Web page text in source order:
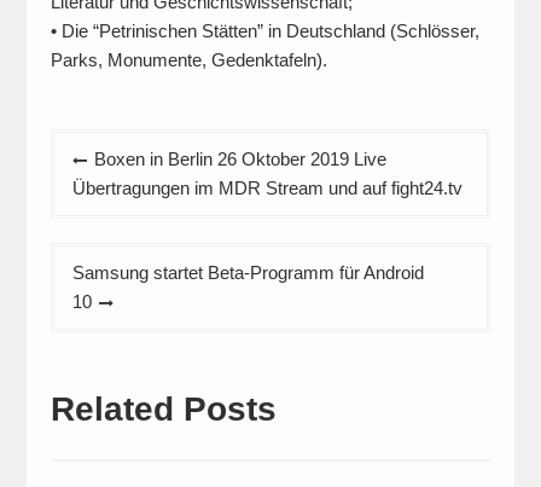
• Die “Petrinischen Stätten” in Deutschland (Schlösser,
Parks, Monumente, Gedenktafeln).
Beitragsnavigation
Boxen in Berlin 26 Oktober 2019 Live
Übertragungen im MDR Stream und auf fight24.tv
Samsung startet Beta-Programm für Android
10
Related Posts